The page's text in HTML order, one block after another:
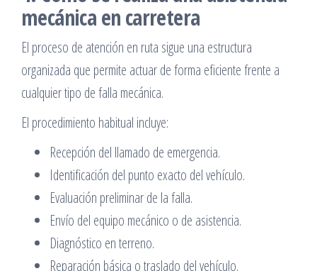
mecánica en carretera
El proceso de atención en ruta sigue una estructura
organizada que permite actuar de forma eficiente frente a
cualquier tipo de falla mecánica.
El procedimiento habitual incluye:
Recepción del llamado de emergencia.
Identificación del punto exacto del vehículo.
Evaluación preliminar de la falla.
Envío del equipo mecánico o de asistencia.
Diagnóstico en terreno.
Reparación básica o traslado del vehículo.